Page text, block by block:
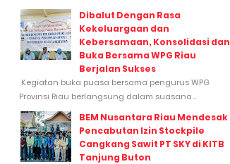
Dibalut Dengan Rasa
Kekeluargaan dan
Kebersamaan, Konsolidasi dan
Buka Bersama WPG Riau
Berjalan Sukses
Kegiatan buka puasa bersama pengurus WPG
Provinsi Riau berlangsung dalam suasana...
BEM Nusantara Riau Mendesak
Pencabutan Izin Stockpile
Cangkang Sawit PT SKY di KITB
Tanjung Buton